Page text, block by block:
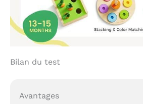
Bilan du test
Avantages